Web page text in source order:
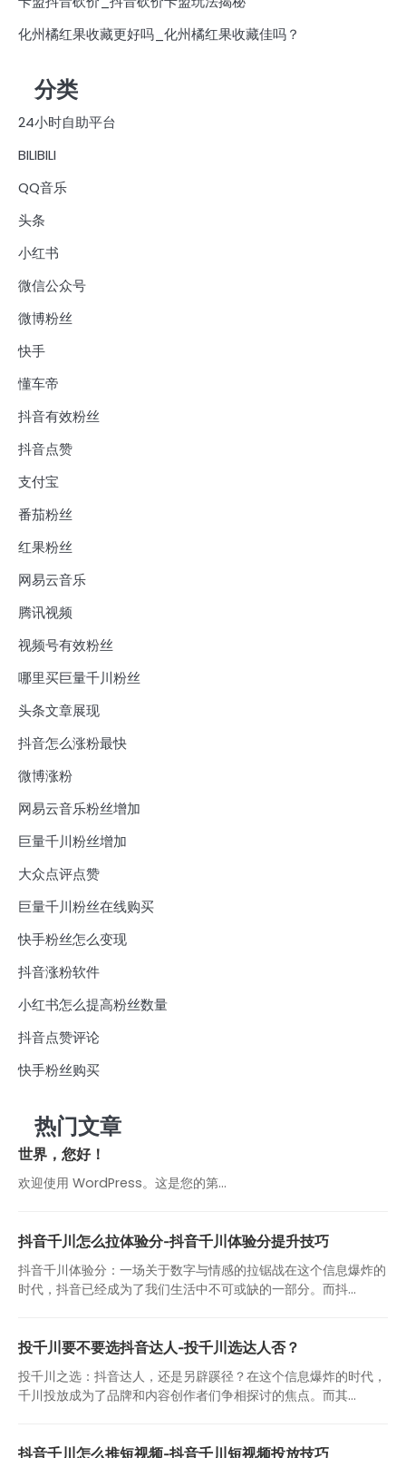
化州橘红果收藏更好吗_化州橘红果收藏佳吗？
分类
24小时自助平台
BILIBILI
QQ音乐
头条
小红书
微信公众号
微博粉丝
快手
懂车帝
抖音有效粉丝
抖音点赞
支付宝
番茄粉丝
红果粉丝
网易云音乐
腾讯视频
视频号有效粉丝
哪里买巨量千川粉丝
头条文章展现
抖音怎么涨粉最快
微博涨粉
网易云音乐粉丝增加
巨量千川粉丝增加
大众点评点赞
巨量千川粉丝在线购买
快手粉丝怎么变现
抖音涨粉软件
小红书怎么提高粉丝数量
抖音点赞评论
快手粉丝购买
热门文章
世界，您好！
欢迎使用 WordPress。这是您的第…
抖音千川怎么拉体验分-抖音千川体验分提升技巧
抖音千川体验分：一场关于数字与情感的拉锯战在这个信息爆炸的
时代，抖音已经成为了我们生活中不可或缺的一部分。而抖...
投千川要不要选抖音达人-投千川选达人否？
投千川之选：抖音达人，还是另辟蹊径？在这个信息爆炸的时代，
千川投放成为了品牌和内容创作者们争相探讨的焦点。而其...
抖音千川怎么推短视频-抖音千川短视频投放技巧